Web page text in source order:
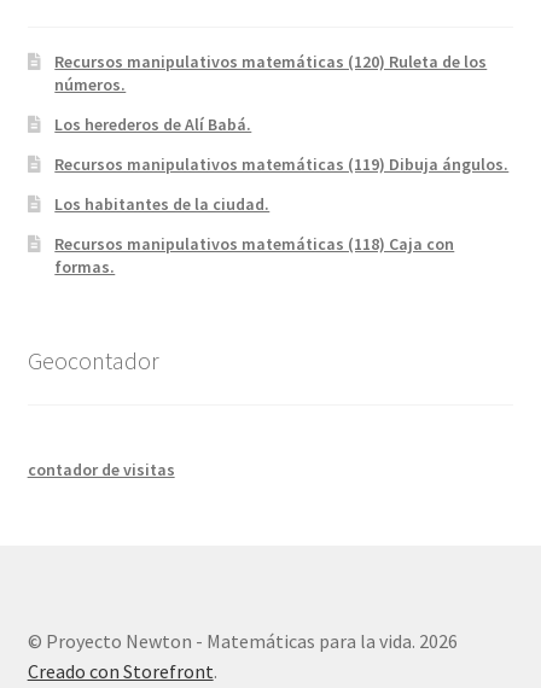
Recursos manipulativos matemáticas (120) Ruleta de los
números.
Los herederos de Alí Babá.
Recursos manipulativos matemáticas (119) Dibuja ángulos.
Los habitantes de la ciudad.
Recursos manipulativos matemáticas (118) Caja con
formas.
Geocontador
contador de visitas
© Proyecto Newton - Matemáticas para la vida. 2026
Creado con Storefront.